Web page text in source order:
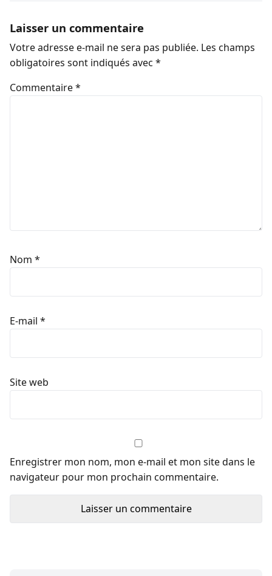
Laisser un commentaire
Votre adresse e-mail ne sera pas publiée. Les champs
obligatoires sont indiqués avec *
Commentaire*
Nom *
E-mail *
Site web
Enregistrer mon nom, mon e-mail et mon site dans le
navigateur pour mon prochain commentaire.